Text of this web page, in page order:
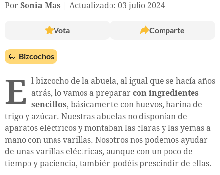
Por Sonia Mas Actualizado: 03 julio 2024
Vota Comparte
🥮 Bizcochos
E l bizcocho de la abuela, al igual que se hacía años
atrás, lo vamos a preparar con ingredientes
sencillos, básicamente con huevos, harina de
trigo y azúcar. Nuestras abuelas no disponían de
aparatos eléctricos y montaban las claras y las yemas a
mano con unas varillas. Nosotros nos podemos ayudar
de unas varillas eléctricas, aunque con un poco de
tiempo y paciencia, también podéis prescindir de ellas.